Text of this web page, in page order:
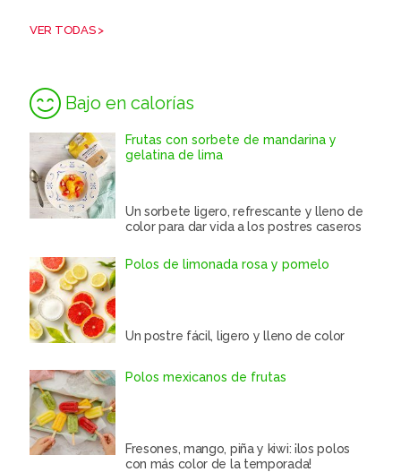
VER TODAS >
Bajo en calorías
Frutas con sorbete de mandarina y
gelatina de lima
Un sorbete ligero, refrescante y lleno de
color para dar vida a los postres caseros
Polos de limonada rosa y pomelo
Un postre fácil, ligero y lleno de color
Polos mexicanos de frutas
Fresones, mango, piña y kiwi: ¡los polos
con más color de la temporada!